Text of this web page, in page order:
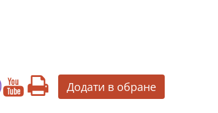
Додати в обране